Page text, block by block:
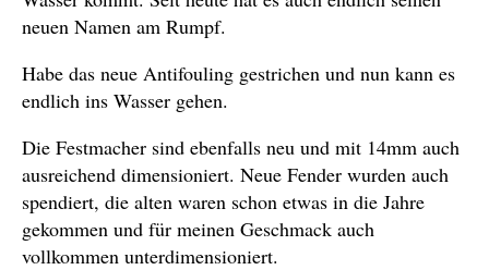
neuen Namen am Rumpf.
Habe das neue Antifouling gestrichen und nun kann es
endlich ins Wasser gehen.
Die Festmacher sind ebenfalls neu und mit 14mm auch
ausreichend dimensioniert. Neue Fender wurden auch
spendiert, die alten waren schon etwas in die Jahre
gekommen und für meinen Geschmack auch
vollkommen unterdimensioniert.